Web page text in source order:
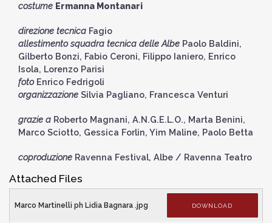
costume Ermanna Montanari
direzione tecnica Fagio
allestimento squadra tecnica delle Albe Paolo Baldini,
Gilberto Bonzi, Fabio Ceroni, Filippo Ianiero, Enrico
Isola, Lorenzo Parisi
fotoEnrico Fedrigoli
organizzazione Silvia Pagliano, Francesca Venturi
grazie a Roberto Magnani, A.N.G.E.L.O., Marta Benini,
Marco Sciotto, Gessica Forlin, Yim Maline, Paolo Betta
coproduzione Ravenna Festival, Albe / Ravenna Teatro
Attached Files
Marco Martinelli ph Lidia Bagnara .jpg DOWNLOAD